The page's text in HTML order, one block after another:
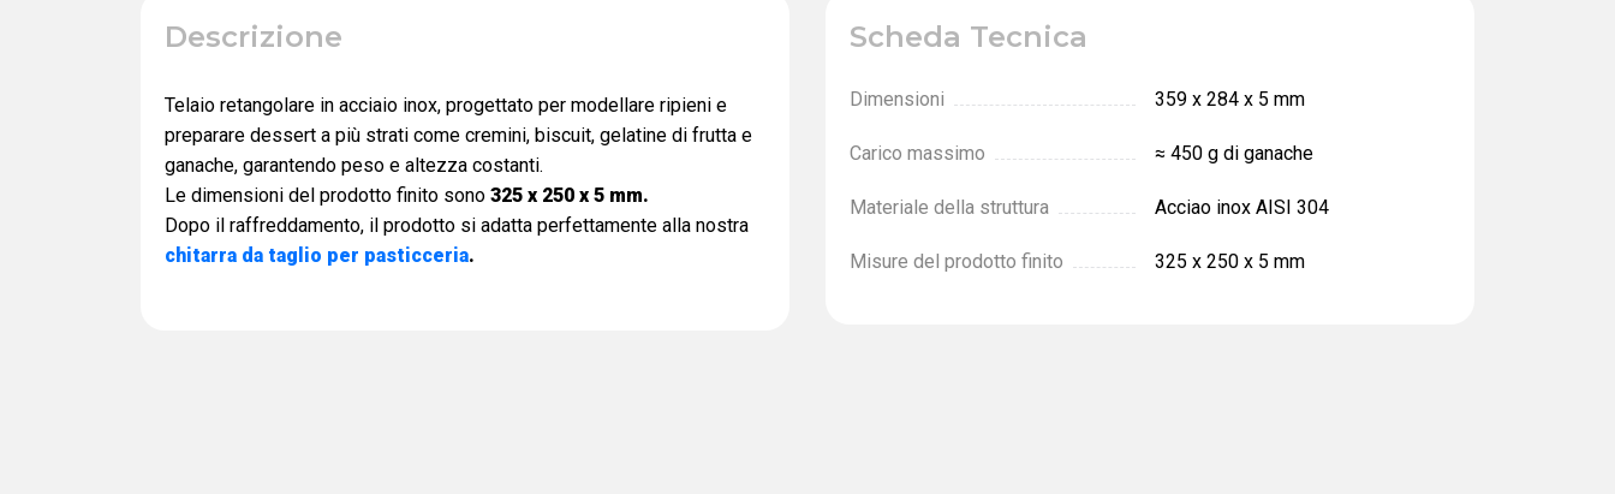
Descrizione
Telaio retangolare in acciaio inox, progettato per modellare ripieni e
preparare dessert a più strati come cremini, biscuit, gelatine di frutta e
ganache, garantendo peso e altezza costanti.
Le dimensioni del prodotto finito sono 325 х 250 х 5 mm.
Dopo il raffreddamento, il prodotto si adatta perfettamente alla nostra
chitarra da taglio per pasticceria.
Scheda Tecnica
Dimensioni 359 х 284 х 5 mm
Carico massimo ≈ 450 g di ganache
Materiale della struttura Acciao inox AISI 304
Misure del prodotto finito 325 х 250 х 5 mm